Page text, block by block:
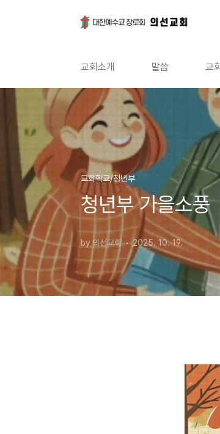
교회소개 말씀 교
교회학교/청년부
청년부 가을소풍
by 의선교회 2025. 10. 19.